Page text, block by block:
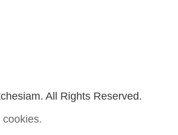
All Rights Reserved.